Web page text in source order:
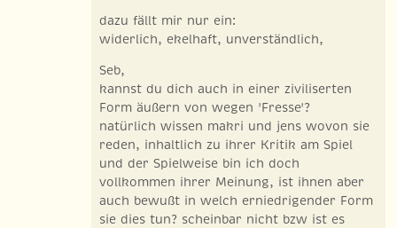
dazu fällt mir nur ein:
widerlich, ekelhaft, unverständlich,
Seb,
kannst du dich auch in einer ziviliserten
Form äußern von wegen 'Fresse'?
natürlich wissen makri und jens wovon sie
reden, inhaltlich zu ihrer Kritik am Spiel
und der Spielweise bin ich doch
vollkommen ihrer Meinung, ist ihnen aber
auch bewußt in welch erniedrigender Form
sie dies tun? scheinbar nicht bzw ist es